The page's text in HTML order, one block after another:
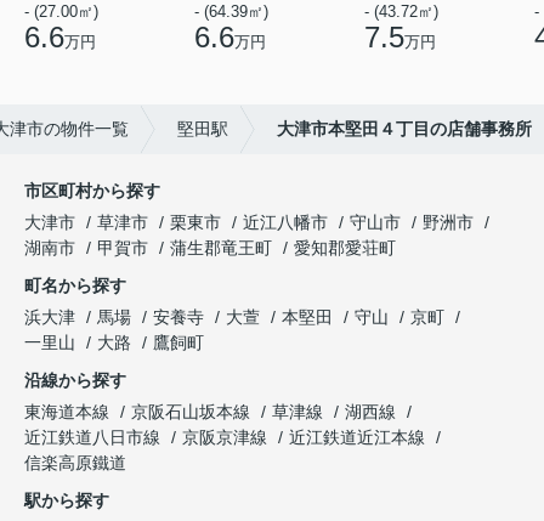
- (27.00㎡)
6.6万円
- (64.39㎡)
6.6万円
- (43.72㎡)
7.5万円
-
津市の物件一覧 堅田駅 大津市本堅田４丁目の店舗事務所
市区町村から探す
大津市
草津市 栗東市 近江八幡市 守山市
野洲市
湖南市
甲賀市 蒲生郡竜王町
愛知郡愛荘町
町名から探す
浜大津
馬場 安養寺 大萱 本堅田 守山
京町
一里山
大路
鷹飼町
沿線から探す
東海道本線
京阪石山坂本線 草津線
湖西線
近江鉄道八日市線
京阪京津線
近江鉄道近江本線
信楽高原鐵道
駅から探す